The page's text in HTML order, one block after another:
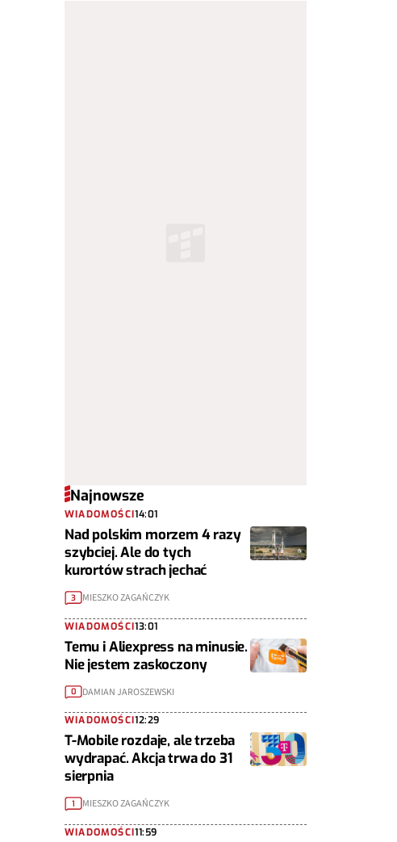
Najnowsze
WIADOMOŚCI14:01
Nad polskim morzem 4 razy
szybciej. Ale do tych
kurortów strach jechać
3 MIESZKO ZAGAŃCZYK
WIADOMOŚCI13:01
Temu i Aliexpress na minusie.
Nie jestem zaskoczony
0 DAMIAN JAROSZEWSKI
WIADOMOŚCI12:29
T-Mobile rozdaje, ale trzeba
wydrapać. Akcja trwa do 31
sierpnia
1 MIESZKO ZAGAŃCZYK
WIADOMOŚCI11:59